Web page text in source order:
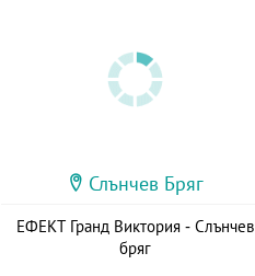
Слънчев Бряг
ЕФЕКТ Гранд Виктория - Слънчев
бряг